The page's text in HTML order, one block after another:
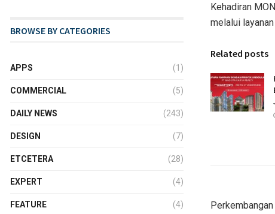
Kehadiran
melalui
Related posts
BROWSE BY CATEGORIES
APPS (1)
COMMERCIAL (5)
DAILY NEWS (243)
DESIGN (7)
ETCETERA (28)
EXPERT (4)
FEATURE (4)